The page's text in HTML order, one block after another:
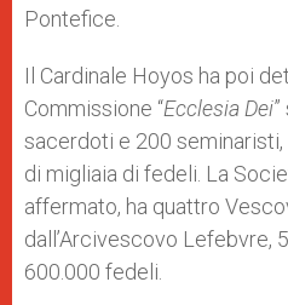
Pontefice.
Il Cardinale Hoyos ha poi
Commissione “Ecclesia Dei
sacerdoti e 200
di migliaia di fedeli. La
affermato, ha quattro
dall’Arcivescovo Lefebvre,
600.000 fedeli.